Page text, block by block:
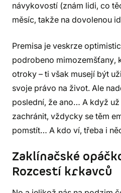
návykovostí (znám lidi, co
měsíc, takže na dovolenou
Premisa je veskrze
podrobeno mimozemšťany,
otroky – ti však musejí být
svoje právo na život. Ale
poslední, že ano… A když už
zachránit, vždycky se těm
pomstít… A kdo ví, třeba i
Zaklínačské
Rozcestí krkavců